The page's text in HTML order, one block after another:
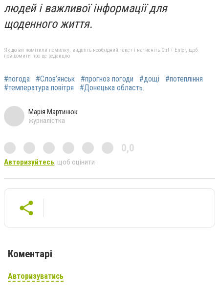
людей і важливої інформації для
щоденного життя.
Якщо ви помітили помилку, виділіть необхідний текст і натисніть Ctrl + Enter, щоб
повідомити про це редакцію
#погода #Слов’янськ #прогноз погоди #дощі
#потепління
#температура повітря
#Донецька область.
Марія Мартинюк
журналістка
0,0
Авторизуйтесь, щоб оцінити
Коментарі
Авторизуватись